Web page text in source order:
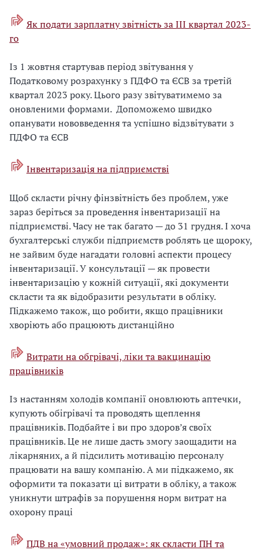
Як подати зарплатну звітність за ІІІ квартал 2023-
го
Із 1 жовтня стартував період звітування у
Податковому розрахунку з ПДФО та ЄСВ за третій
квартал 2023 року. Цього разу звітуватимемо за
оновленими формами. Допоможемо швидко
опанувати нововведення та успішно відзвітувати з
ПДФО та ЄСВ
Інвентаризація на підприємстві
Щоб скласти річну фінзвітність без проблем, уже
зараз беріться за проведення інвентаризації на
підприємстві. Часу не так багато — до 31 грудня. І хоча
бухгалтерські служби підприємств роблять це щороку,
не зайвим буде нагадати головні аспекти процесу
інвентаризації. У консультації — як провести
інвентаризацію у кожній ситуації, які документи
скласти та як відобразити результати в обліку.
Підкажемо також, що робити, якщо працівники
хворіють або працюють дистанційно
Витрати на обгрівачі, ліки та вакцинацію
працівників
Із настанням холодів компанії оновлюють аптечки,
купують обігрівачі та проводять щеплення
працівників. Подбайте і ви про здоров’я своїх
працівників. Це не лише дасть змогу заощадити на
лікарняних, а й підсилить мотивацію персоналу
працювати на вашу компанію. А ми підкажемо, як
оформити та показати ці витрати в обліку, а також
уникнути штрафів за порушення норм витрат на
охорону праці
ПДВ на «умовний продаж»: як скласти ПН та